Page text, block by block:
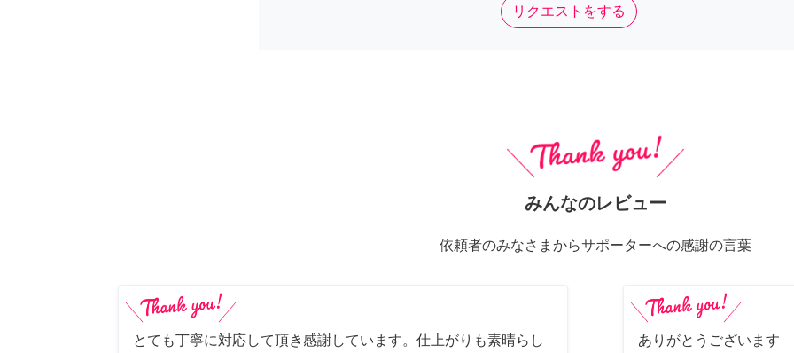
リクエストをする
みんなのレビュー
依頼者のみなさまからサポーターへの感謝の言葉
とても丁寧に対応して頂き感謝しています。仕上がりも素晴らし
ありがとうございます